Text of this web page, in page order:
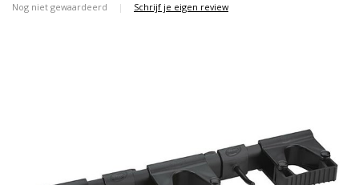
Nog niet gewaardeerd | Schrijf je eigen review